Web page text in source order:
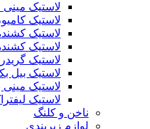
لاستیک مینی
لاستیک
لاستیک
لاستیک
لاستیک گریدر
لاستیک بیل
لاستیک مینی
لاستیک
ناخن و کلنگ
لوازم زیربندی